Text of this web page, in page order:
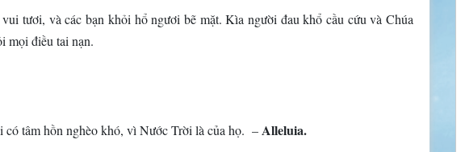
tươi, và các bạn khỏi hổ ngươi bẽ mặt. Kìa người đau khổ cầu cứu và Chúa
mọi điều tai nạn.
có tâm hồn nghèo khó, vì Nước Trời là của họ. –Alleluia.